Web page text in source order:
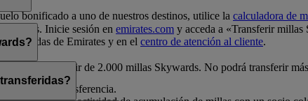
bonificado a uno de nuestros destinos, utilice la calculadora de
Inicie sesión en emirates.com y acceda a «Transferir millas
tiendas de Emirates y en el centro de atención al cliente.
a realizar la transferencia.
siempre a partir de 2.000 millas Skywards. No podrá transferir